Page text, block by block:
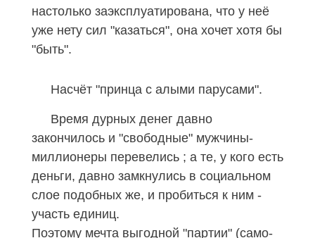
настолько заэксплуатирована, что у неё
уже нету сил "казаться", она хочет хотя бы
"быть".
Насчёт "принца с алыми парусами".
Время дурных денег давно
закончилось и "свободные" мужчины-
миллионеры перевелись ; а те, у кого есть
деньги, давно замкнулись в социальном
слое подобных же, и пробиться к ним -
участь единиц.
Поэтому мечта выгодной "партии" (само-